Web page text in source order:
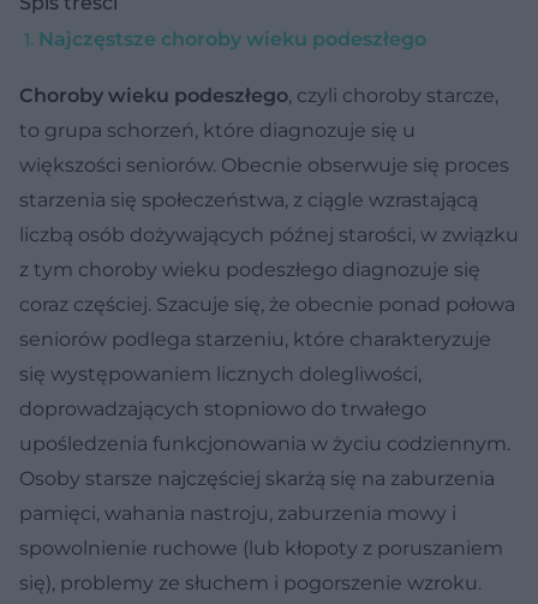
Najczęstsze choroby wieku podeszłego
Choroby wieku podeszłego, czyli choroby starcze,
to grupa schorzeń, które diagnozuje się u
większości seniorów. Obecnie obserwuje się proces
starzenia się społeczeństwa, z ciągle wzrastającą
liczbą osób dożywających późnej starości, w związku
z tym choroby wieku podeszłego diagnozuje się
coraz częściej. Szacuje się, że obecnie ponad połowa
seniorów podlega starzeniu, które charakteryzuje
się występowaniem licznych dolegliwości,
doprowadzających stopniowo do trwałego
upośledzenia funkcjonowania w życiu codziennym.
Osoby starsze najczęściej skarżą się na zaburzenia
pamięci, wahania nastroju, zaburzenia mowy i
spowolnienie ruchowe (lub kłopoty z poruszaniem
się), problemy ze słuchem i pogorszenie wzroku.